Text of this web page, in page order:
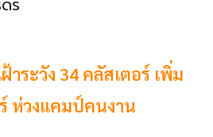
ร
าระวัง 34 คลัสเตอร์ เพิ่ม
ห่วงแคมป์คนงาน